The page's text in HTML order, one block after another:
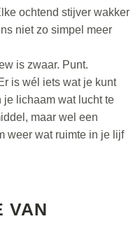
ochtend stijver wakker
niet zo simpel meer
is zwaar. Punt.
is wél iets wat je kunt
je lichaam wat lucht te
maar wel een
weer wat ruimte in je lijf
VAN